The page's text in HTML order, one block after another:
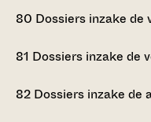
80 Dossiers inzake de
81 Dossiers inzake de
82 Dossiers inzake de